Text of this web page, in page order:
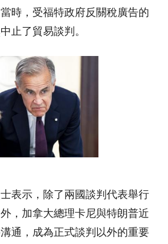
時，受福特政府反關稅廣告的
止了貿易談判。
表示，除了兩國談判代表舉行
，加拿大總理卡尼與特朗普近
通，成為正式談判以外的重要